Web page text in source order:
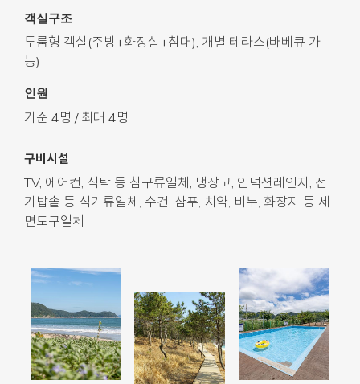
객실구조
투룸형 객실(주방+화장실+침대), 개별 테라스(바베큐 가
능)
인원
기준 4명 / 최대 4명
구비시설
TV, 에어컨, 식탁 등 침구류일체, 냉장고, 인덕션레인지, 전
기밥솥 등 식기류일체, 수건, 샴푸, 치약, 비누, 화장지 등 세
면도구일체